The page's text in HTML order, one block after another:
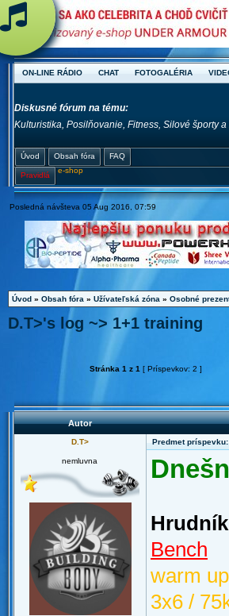
ON-LINE RÁDIO CHAT FOTOGALÉRIA
Diskusné fórum na tému:
Kulturistika, Posilňovanie, Fitness, Silové športy
Úvod Obsah fóra FAQ
Pravidlá
e-shop
Posledná návšteva 05 Aug 2016, 07:59
Úvod » Obsah fóra » Užívateľská zóna » Osobné
D.T>'s log ~> 1+1 training
Stránka 1 z 1 [ Príspevkov: 2 ]
Autor
D.T> Predmet
nemluvna
Bench
warm
3x6 /